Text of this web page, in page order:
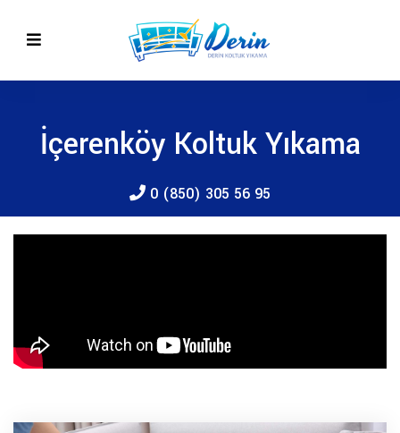
İçerenköy Koltuk Yıkama
0 (850) 305 56 95